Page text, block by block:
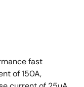
fast
of 150A,